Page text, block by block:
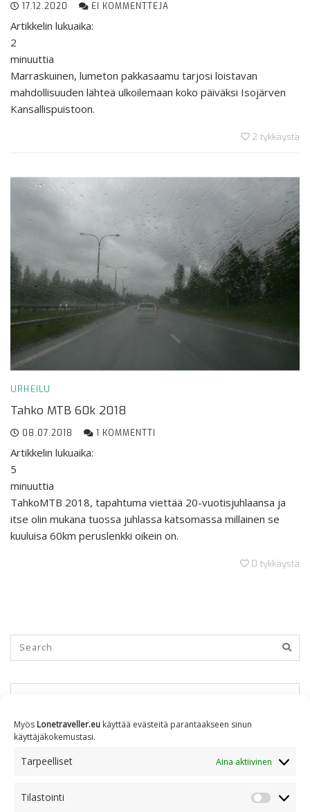
Myös Lonetraveller.eu käyttää evästeitä parantaakseen sinun
käyttäjäkokemustasi.
Tarpeelliset Aina aktiivinen
Tilastointi
17.12.2020 EI KOMMENTTEJA
Artikkelin lukuaika:
2
minuuttia
Marraskuinen, lumeton pakkasaamu tarjosi loistavan
mahdollisuuden lähteä ulkoilemaan koko päiväksi Isojärven
Kansallispuistoon.
2 tykkäystä
URHEILU
Tahko MTB 60k 2018
08.07.2018 1 KOMMENTTI
Artikkelin lukuaika:
5
minuuttia
TahkoMTB 2018, tapahtuma viettää 20-vuotisjuhlaansa ja
itse olin mukana tuossa juhlassa katsomassa millainen se
kuuluisa 60km peruslenkki oikein on.
0 tykkäystä
Kuukausittain